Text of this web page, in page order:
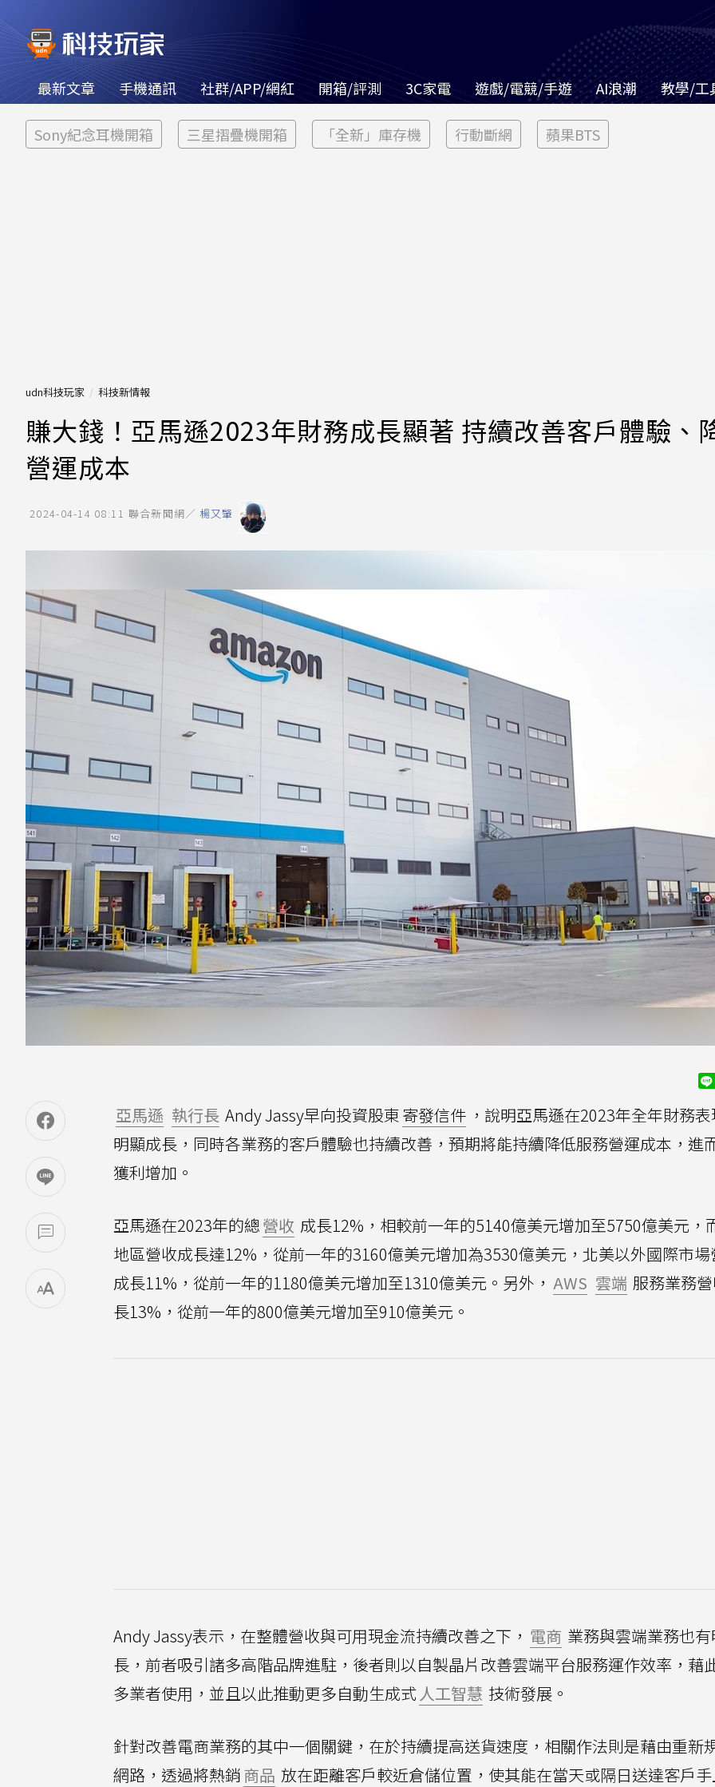
最新文章 手機通訊 社群/APP/網紅 開箱/評測 3C家電 遊戲/電競/手遊 AI浪潮 教學/工
Sony紀念耳機開箱 三星摺疊機開箱 「全新」庫存機 行動斷網 蘋果BTS
udn科技玩家 科技新情報
賺大錢！亞馬遜2023年財務成長顯著 持續改善客戶體驗、
營運成本
2024-04-14 08:11 聯合新聞網／ 楊又肇
亞馬遜 執行長 Andy Jassy早向投資股東寄發信件 ，說明亞馬遜在2023年全年財務
明顯成長，同時各業務的客戶體驗也持續改善，預期將能持續降低服務營運成本，進
獲利增加。
亞馬遜在2023年的總營收 成長12%，相較前一年的5140億美元增加至5750億美元，
地區營收成長達12%，從前一年的3160億美元增加為3530億美元，北美以外國際市
成長11%，從前一年的1180億美元增加至1310億美元。另外， AWS 雲端 服務業務
長13%，從前一年的800億美元增加至910億美元。
Andy Jassy表示，在整體營收與可用現金流持續改善之下， 電商 業務與雲端業務也
長，前者吸引諸多高階品牌進駐，後者則以自製晶片改善雲端平台服務運作效率，藉
多業者使用，並且以此推動更多自動生成式人工智慧 技術發展。
針對改善電商業務的其中一個關鍵，在於持續提高送貨速度，相關作法則是藉由重新
網路，透過將熱銷商品 放在距離客戶較近倉儲位置，使其能在當天或隔日送達客戶